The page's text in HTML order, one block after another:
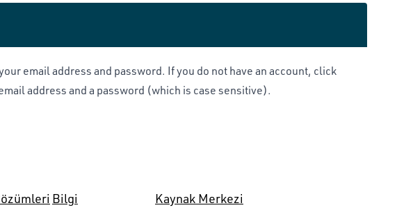
email address and password. If you do not have an account, click
address and a password (which is case sensitive).
Bilgi Kaynak Merkezi